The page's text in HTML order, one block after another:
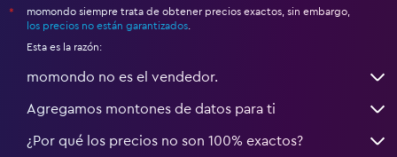
*
momondo siempre trata de obtener precios exactos, sin embargo,
los precios no están garantizados
Esta es la razón:
momondo no es el vendedor.
Agregamos montones de datos para ti
¿Por qué los precios no son 100% exactos?